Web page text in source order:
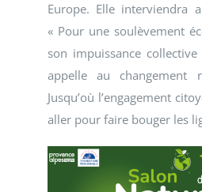
Europe. Elle interviendra
« Pour une soulèvement
son impuissance
appelle au changement
Jusqu’où l’engagement
aller pour faire bouger les